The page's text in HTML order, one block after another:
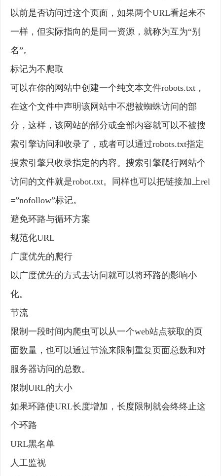
以前是否访问过这个页面，如果两个URL看起来不
一样，但实际指向的是同一资源，就称为互为“别
名”。
标记为不爬取
可以在你的网站中创建一个纯文本文件robots.txt，
在这个文件中声明该网站中不想被蜘蛛访问的部
分，这样，该网站的部分或全部内容就可以不被搜
索引擎访问和收录了，或者可以通过robots.txt指定
搜索引擎只收录指定的内容。搜索引擎爬行网站个
访问的文件就是robot.txt。同样也可以把链接加上rel
=”nofollow”标记。
避免环路与循环方案
规范化URL
广度优先的爬行
以广度优先的方式去访问就可以将环路的影响小
化。
节流
限制一段时间内爬虫可以从一个web站点获取的页
面数量，也可以通过节流来限制重复页面总数和对
服务器访问的总数。
限制URL的大小
如果环路使URL长度增加，长度限制就会终终止这
个环路
URL黑名单
人工监视